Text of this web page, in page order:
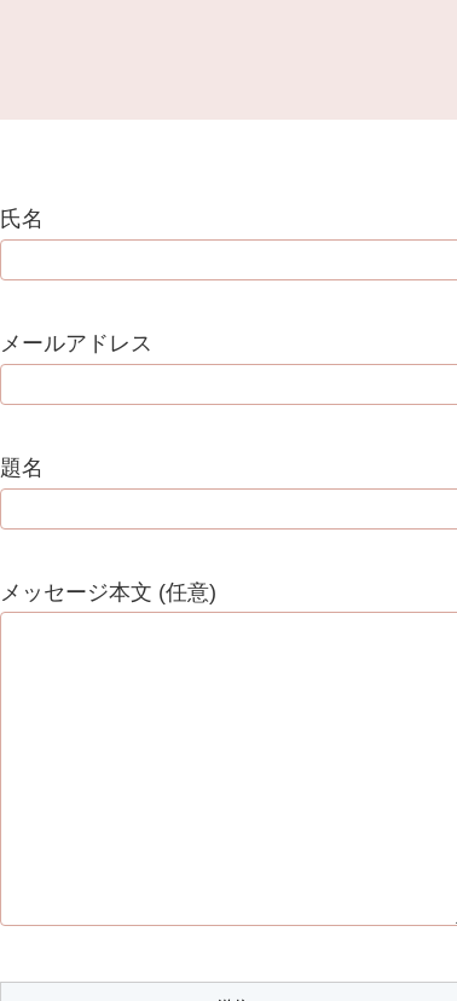
氏名
メールアドレス
題名
メッセージ本文 (任意)